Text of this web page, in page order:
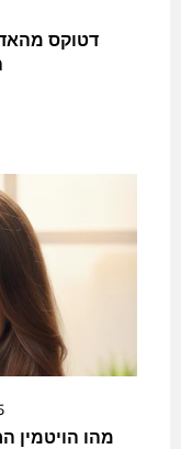
דטוקס
25
מהו הויטמין